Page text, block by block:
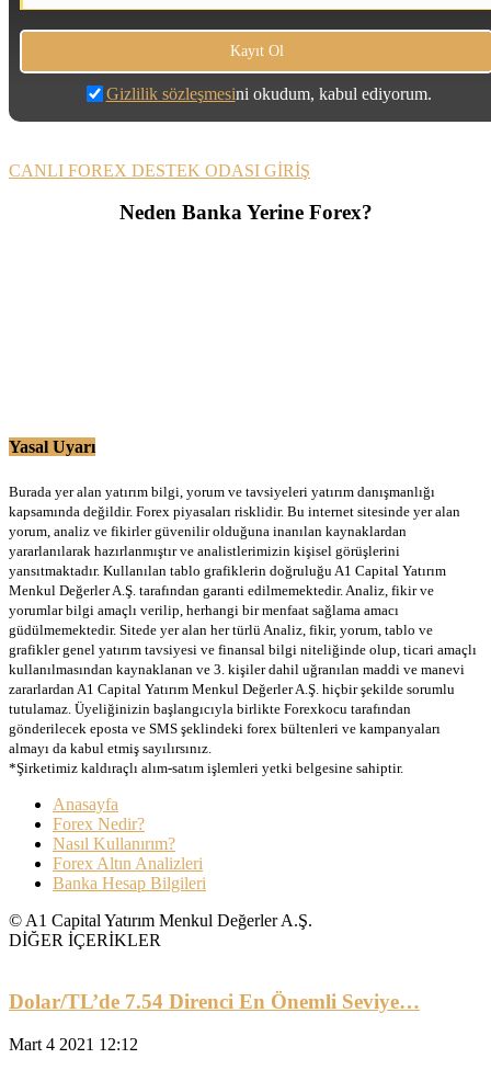
Gizlilik sözleşmesini okudum, kabul ediyorum.
CANLI FOREX DESTEK ODASI GİRİŞ
Neden Banka Yerine Forex?
Yasal Uyarı
Burada yer alan yatırım bilgi, yorum ve tavsiyeleri yatırım danışmanlığı
kapsamında değildir. Forex piyasaları risklidir. Bu internet sitesinde yer alan
yorum, analiz ve fikirler güvenilir olduğuna inanılan kaynaklardan
yararlanılarak hazırlanmıştır ve analistlerimizin kişisel görüşlerini
yansıtmaktadır. Kullanılan tablo grafiklerin doğruluğu A1 Capital Yatırım
Menkul Değerler A.Ş. tarafından garanti edilmemektedir. Analiz, fikir ve
yorumlar bilgi amaçlı verilip, herhangi bir menfaat sağlama amacı
güdülmemektedir. Sitede yer alan her türlü Analiz, fikir, yorum, tablo ve
grafikler genel yatırım tavsiyesi ve finansal bilgi niteliğinde olup, ticari amaçlı
kullanılmasından kaynaklanan ve 3. kişiler dahil uğranılan maddi ve manevi
zararlardan A1 Capital Yatırım Menkul Değerler A.Ş. hiçbir şekilde sorumlu
tutulamaz. Üyeliğinizin başlangıcıyla birlikte Forexkocu tarafından
gönderilecek eposta ve SMS şeklindeki forex bültenleri ve kampanyaları
almayı da kabul etmiş sayılırsınız.
*Şirketimiz kaldıraçlı alım-satım işlemleri yetki belgesine sahiptir.
Anasayfa
Forex Nedir?
Nasıl Kullanırım?
Forex Altın Analizleri
Banka Hesap Bilgileri
© A1 Capital Yatırım Menkul Değerler A.Ş.
DİĞER İÇERİKLER
Dolar/TL’de 7.54 Direnci En Önemli Seviye…
Mart 4 2021 12:12